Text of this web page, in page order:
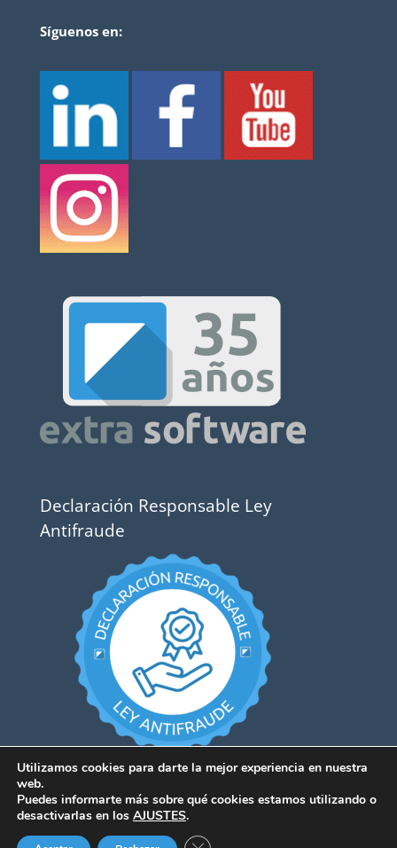
Síguenos en:
Declaración Responsable Ley
Antifraude
Utilizamos cookies para darte la mejor experiencia en nuestra
web.
Puedes informarte más sobre qué cookies estamos utilizando o
desactivarlas en los AJUSTES.